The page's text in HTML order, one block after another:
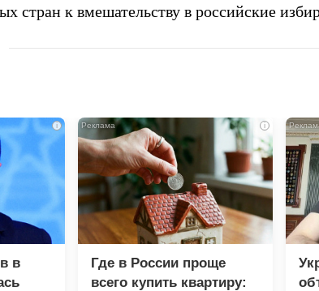
стран к вмешательству в российские
i
в
i
Где в России проще
всего купить квартиру: